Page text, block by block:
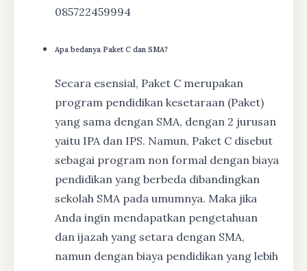
085722459994
Apa bedanya Paket C dan SMA?
Secara esensial, Paket C merupakan
program pendidikan kesetaraan (Paket)
yang sama dengan SMA, dengan 2 jurusan
yaitu IPA dan IPS. Namun, Paket C disebut
sebagai program non formal dengan biaya
pendidikan yang berbeda dibandingkan
sekolah SMA pada umumnya. Maka jika
Anda ingin mendapatkan pengetahuan
dan ijazah yang setara dengan SMA,
namun dengan biaya pendidikan yang lebih